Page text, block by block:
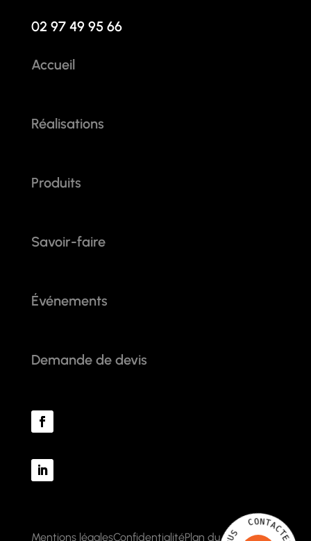
ONTACT
E
Z
-
02 97 49 95 66
Accueil
Réalisations
Produits
Savoir-faire
Événements
Demande de devis
Mentions légalesConfidentialitéPlan du site